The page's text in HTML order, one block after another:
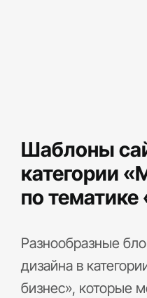
Шаблоны
категории
по
Разнообразные
дизайна в
бизнес», которые